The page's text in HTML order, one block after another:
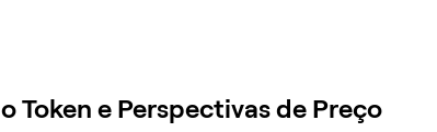
Token e Perspectivas de Preço